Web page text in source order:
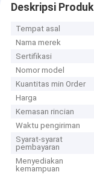
Deskripsi Produk
Tempat asal
Nama merek
Sertifikasi
Nomor model
Kuantitas min Order
Harga
Kemasan rincian
Waktu pengiriman
Syarat-syarat
pembayaran
Menyediakan
kemampuan